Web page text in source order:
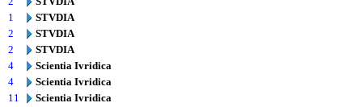
1
STVDIA
2
STVDIA
2
STVDIA
4
Scientia Ivridica
4
Scientia Ivridica
11
Scientia Ivridica